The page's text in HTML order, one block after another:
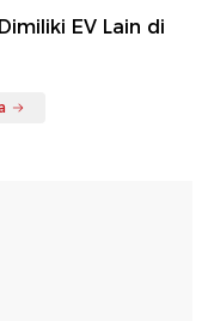
EV Lain di